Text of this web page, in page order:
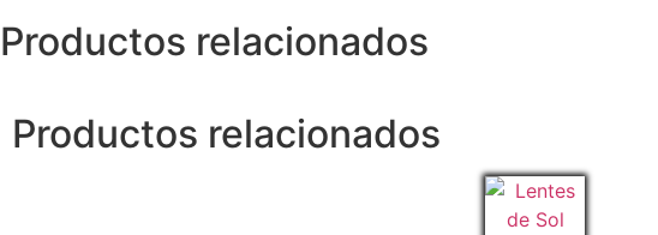
Productos relacionados
Productos relacionados